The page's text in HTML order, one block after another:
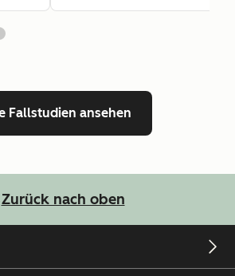
Fallstudien ansehen
Zurück nach oben